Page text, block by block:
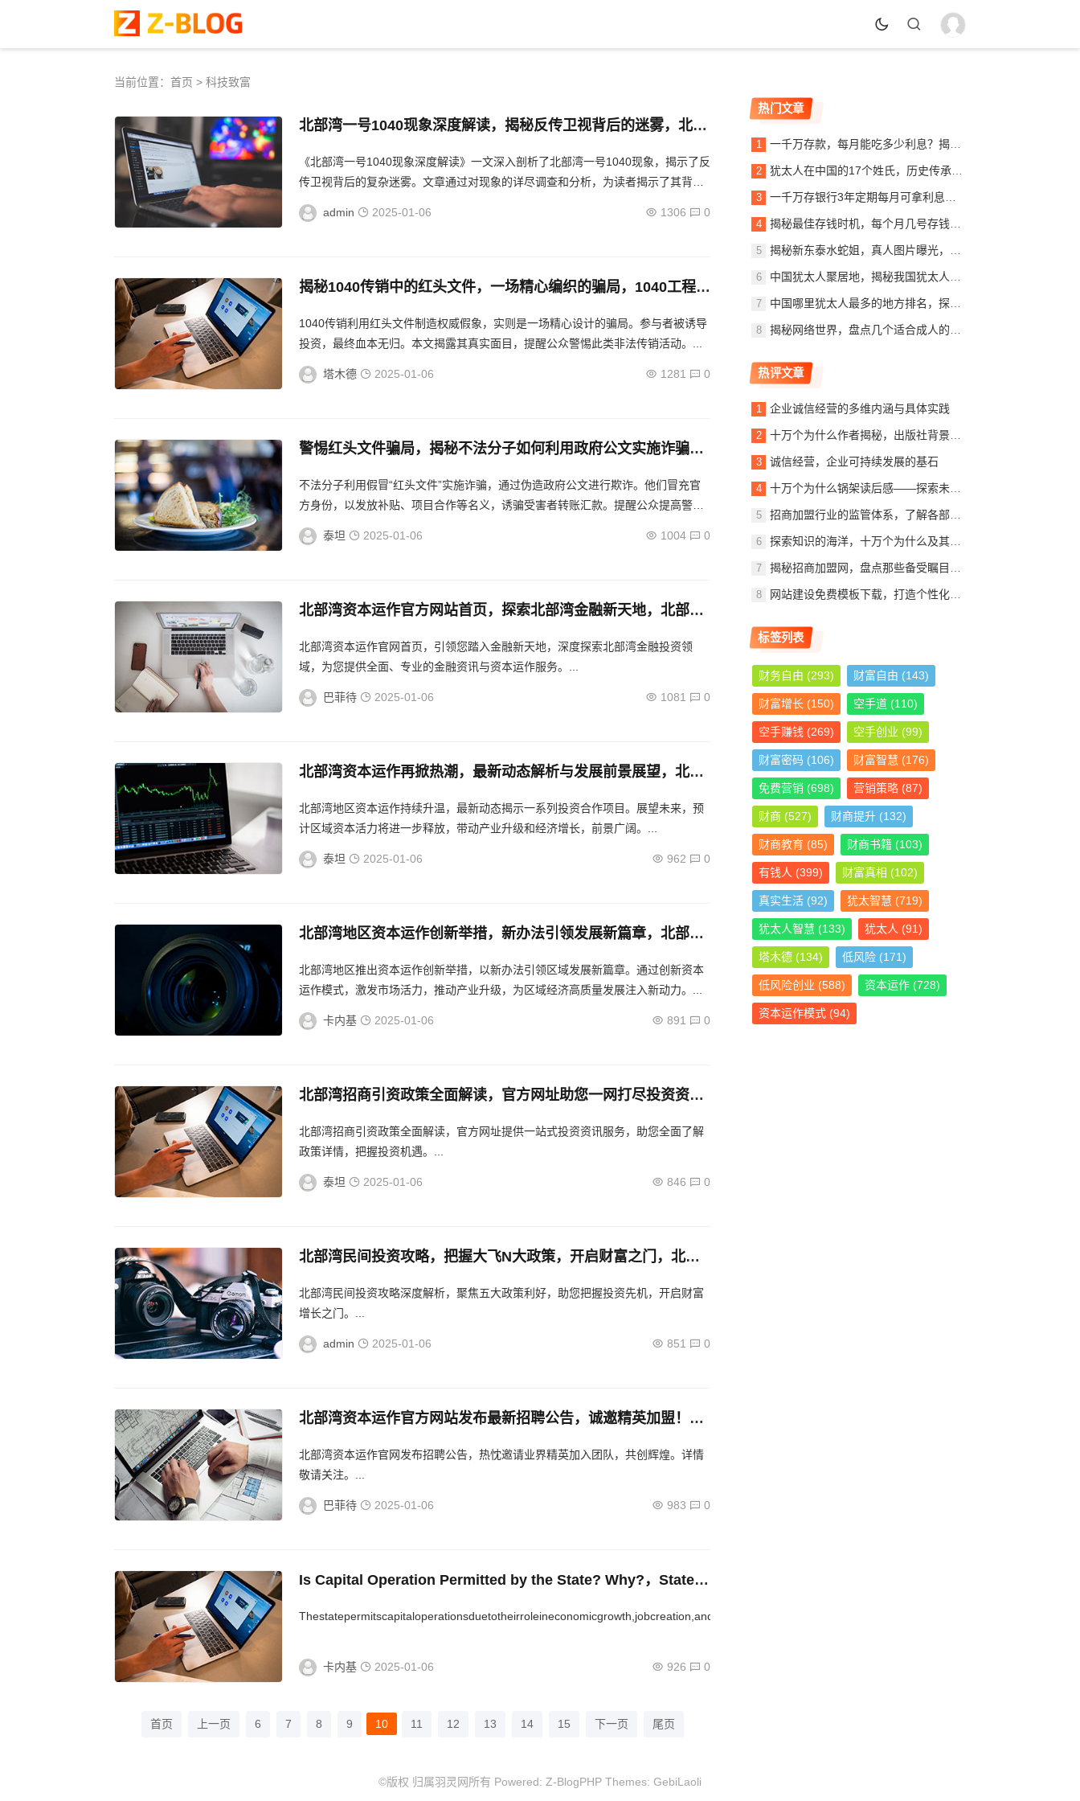
当前位置： 首页 > 科技致富
北部湾一号1040现象深度解读，揭秘反传卫视背后的迷雾，北部
《北部湾一号1040现象深度解读》一文深入剖析了北部湾一号1040现象，揭示了反
传卫视背后的复杂迷雾。文章通过对现象的详尽调查和分析，为读者揭示了其背后
的真相，提供了独特的视角和见解。...
admin
2025-01-06 1306 0
揭秘1040传销中的红头文件，一场精心编织的骗局，1040工程传
1040传销利用红头文件制造权威假象，实则是一场精心设计的骗局。参与者被诱导
投资，最终血本无归。本文揭露其真实面目，提醒公众警惕此类非法传销活动。...
塔木德 2025-01-06 1281 0
警惕红头文件骗局，揭秘不法分子如何利用政府公文实施诈骗，
不法分子利用假冒“红头文件”实施诈骗，通过伪造政府公文进行欺诈。他们冒充官
方身份，以发放补贴、项目合作等名义，诱骗受害者转账汇款。提醒公众提高警
惕，切勿轻信不明文件，谨防财产损失。...
泰坦
2025-01-06 1004 0
北部湾资本运作官方网站首页，探索北部湾金融新天地，北部湾
北部湾资本运作官网首页，引领您踏入金融新天地，深度探索北部湾金融投资领
域，为您提供全面、专业的金融资讯与资本运作服务。...
巴菲待 2025-01-06 1081 0
北部湾资本运作再掀热潮，最新动态解析与发展前景展望，北部
北部湾地区资本运作持续升温，最新动态揭示一系列投资合作项目。展望未来，预
计区域资本活力将进一步释放，带动产业升级和经济增长，前景广阔。...
泰坦 2025-01-06 962 0
北部湾地区资本运作创新举措，新办法引领发展新篇章，北部湾
北部湾地区推出资本运作创新举措，以新办法引领区域发展新篇章。通过创新资本
运作模式，激发市场活力，推动产业升级，为区域经济高质量发展注入新动力。...
卡内基 2025-01-06 891 0
北部湾招商引资政策全面解读，官方网址助您一网打尽投资资
息
北部湾招商引资政策全面解读，官方网址提供一站式投资资讯服务，助您全面了解
政策详情，把握投资机遇。...
泰坦 2025-01-06 846 0
北部湾民间投资攻略，把握大飞N大政策，开启财富之门，北部
北部湾民间投资攻略深度解析，聚焦五大政策利好，助您把握投资先机，开启财富
增长之门。...
admin 2025-01-06 851 0
北部湾资本运作官方网站发布最新招聘公告，诚邀精英加盟！，
北部湾资本运作官网发布招聘公告，热忱邀请业界精英加入团队，共创辉煌。详情
敬请关注。...
巴菲待 2025-01-06 983 0
Is Capital Operation Permitted by the State? Why?，State-
Permission
Thestatepermitscapitaloperationsduetotheirroleineconomicgrowth,jobcreation,andinfrastructurede...
卡内基 2025-01-06 926 0
首页 上一页 6 7 8 9 10 11 12 13 14 15 下一页 尾页
热门文章
一千万存款，每月能吃多少利息？揭秘银行利息收入背后的秘密
犹太人在中国的17个姓氏，历史传承与文化交融，犹太人在中国的姓氏传承与文化交融概览
一千万存银行3年定期每月可拿利息多少？详解定期存款收益计算
揭秘最佳存钱时机，每个月几号存钱最划算？
揭秘新东泰水蛇姐，真人图片曝光，美貌与实力并存
中国犹太人聚居地，揭秘我国犹太人最多的城市，中国犹太人聚居地探秘，揭秘我国犹太人口最多的城市
中国哪里犹太人最多的地方排名，探寻东方的以色列社区，东方犹太人聚集地，中国犹太人数量最多地区揭秘
揭秘网络世界，盘点几个适合成人的优质网站推荐
热评文章
企业诚信经营的多维内涵与具体实践
十万个为什么作者揭秘，出版社背景、内容简介及读者观后感
诚信经营，企业可持续发展的基石
十万个为什么锅架读后感——探索未知，启迪智慧
招商加盟行业的监管体系，了解各部门的职责与作用
探索知识的海洋，十万个为什么及其作者与出版社的故事
揭秘招商加盟网，盘点那些备受瞩目的加盟公司
网站建设免费模板下载，打造个性化网站，轻松入门指南
标签列表
财务自由 (293) 财富自由 (143)
财富增长 (150) 空手道 (110)
空手赚钱 (269) 空手创业 (99)
财富密码 (106) 财富智慧 (176)
免费营销 (698) 营销策略 (87)
财商 (527) 财商提升 (132)
财商教育 (85) 财商书籍 (103)
有钱人 (399) 财富真相 (102)
真实生活 (92) 犹太智慧 (719)
犹太人智慧 (133) 犹太人 (91)
塔木德 (134) 低风险 (171)
低风险创业 (588) 资本运作 (728)
资本运作模式 (94)
©版权 归属羽灵网所有 Powered: Z-BlogPHP Themes: GebiLaoli